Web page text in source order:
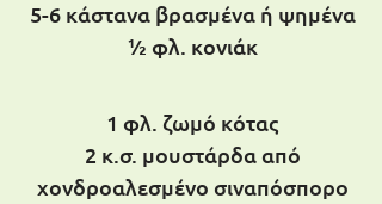
5-6 κάστανα βρασμένα ή ψημένα
½ φλ. κονιάκ
1 φλ. ζωμό κότας
2 κ.σ. μουστάρδα από
χονδροαλεσμένο σιναπόσπορο